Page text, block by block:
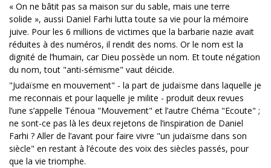
« On ne bâtit pas sa maison sur du sable, mais une terre
solide », aussi Daniel Farhi lutta toute sa vie pour la mémoire
juive. Pour les 6 millions de victimes que la barbarie nazie avait
réduites à des numéros, il rendit des noms. Or le nom est la
dignité de l’humain, car Dieu possède un nom. Et toute négation
du nom, tout "anti-sémisme" vaut déicide.
"Judaïsme en mouvement" - la part de judaïsme dans laquelle je
me reconnais et pour laquelle je milite - produit deux revues
l’une s’appelle Ténoua "Mouvement" et l’autre Chéma "Ecoute" ;
ne sont-ce pas là les deux rejetons de l’inspiration de Daniel
Farhi ? Aller de l’avant pour faire vivre "un judaïsme dans son
siècle" en restant à l’écoute des voix des siècles passés, pour
que la vie triomphe.